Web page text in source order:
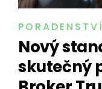
PORADENSTVÍ
Nový
skutečný